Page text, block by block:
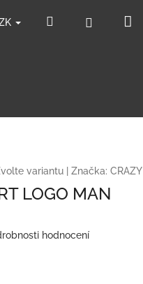
Hledat Přihlášení
variantu Značka: CRAZY
LOGO MAN
hodnocení